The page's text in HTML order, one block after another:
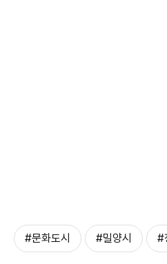
#문화도시 #밀양시 #